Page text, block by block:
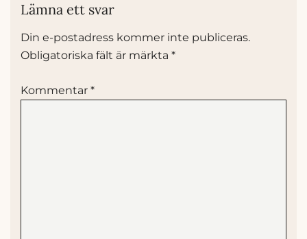
Lämna ett svar
Din e-postadress kommer inte publiceras.
Obligatoriska fält är märkta *
Kommentar *